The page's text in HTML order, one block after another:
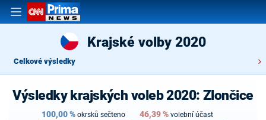
Krajské volby 2020
Celkové výsledky
Výsledky krajských voleb 2020: Zlončice
100,00% okrsků sečteno 46,39% volební účast